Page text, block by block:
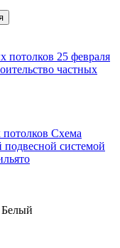
потолков 25 февраля
частных
Схема
подвесной системой